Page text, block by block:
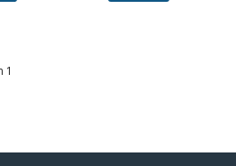
1